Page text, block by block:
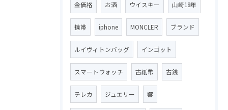
金価格 お酒 ウイスキー 山崎18年
携帯 iphone MONCLER ブランド
ルイヴィトンバッグ インゴット
スマートウォッチ 古紙幣 古銭
テレカ ジュエリー 響